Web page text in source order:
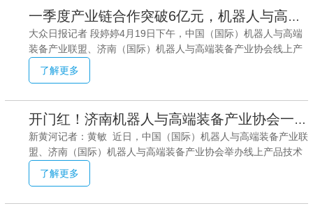
午，协会200家成员单位进行了长达近5个小时的产品、技术对
接，对各自企业的产品技术优势、供应链需求、人才及市场等情
况广泛交流和对接，现场近60家企业达成合作意向。围绕产业链
搭建，协会内山东豪驰汽车、济南重工、山东拓展智能、扬州琼
花环保涂装、上海梅卡曼德、法国蓝格赛、德国SEW等20家企业
进行了产业链合作签约
一季度产业链合作突破6亿元，机器人与高端装备产业抱团做强
大众日报记者 段婷婷4月19日下午，中国（国际）机器人与高端
装备产业联盟、济南（国际）机器人与高端装备产业协会线上产
品技术交流会通过线上+线下的进行召开，17个省市和德国、法
国、美国企业的140多家成员单位220多人参加会议。线上线下十
2020年升级为济南（国际）机器人与高端装备产业协会，2021年
1月组建中国（国际）机器人与高端装备产业联盟。截至2022年3
月，已达包括德国、法国、美国、日本在内涵盖京、沪、粤、
苏、浙等17个省市的217家成员单位积极参与，中科院、中国机
械院、哈工大、清华大学、北航、南航、山大、济大、山建大、
了解更多
开门红！济南机器人与高端装备产业协会一季度产业配套突破6亿元
新黄河记者：黄敏 近日，中国（国际）机器人与高端装备产业联
盟、济南（国际）机器人与高端装备产业协会举办线上产品技术
交流会，协会内140多家成员单位220多人参加会议。新黄河记者
获悉，该协会一季度产业配套已突破6亿元，预计全年可完成20
了解更多